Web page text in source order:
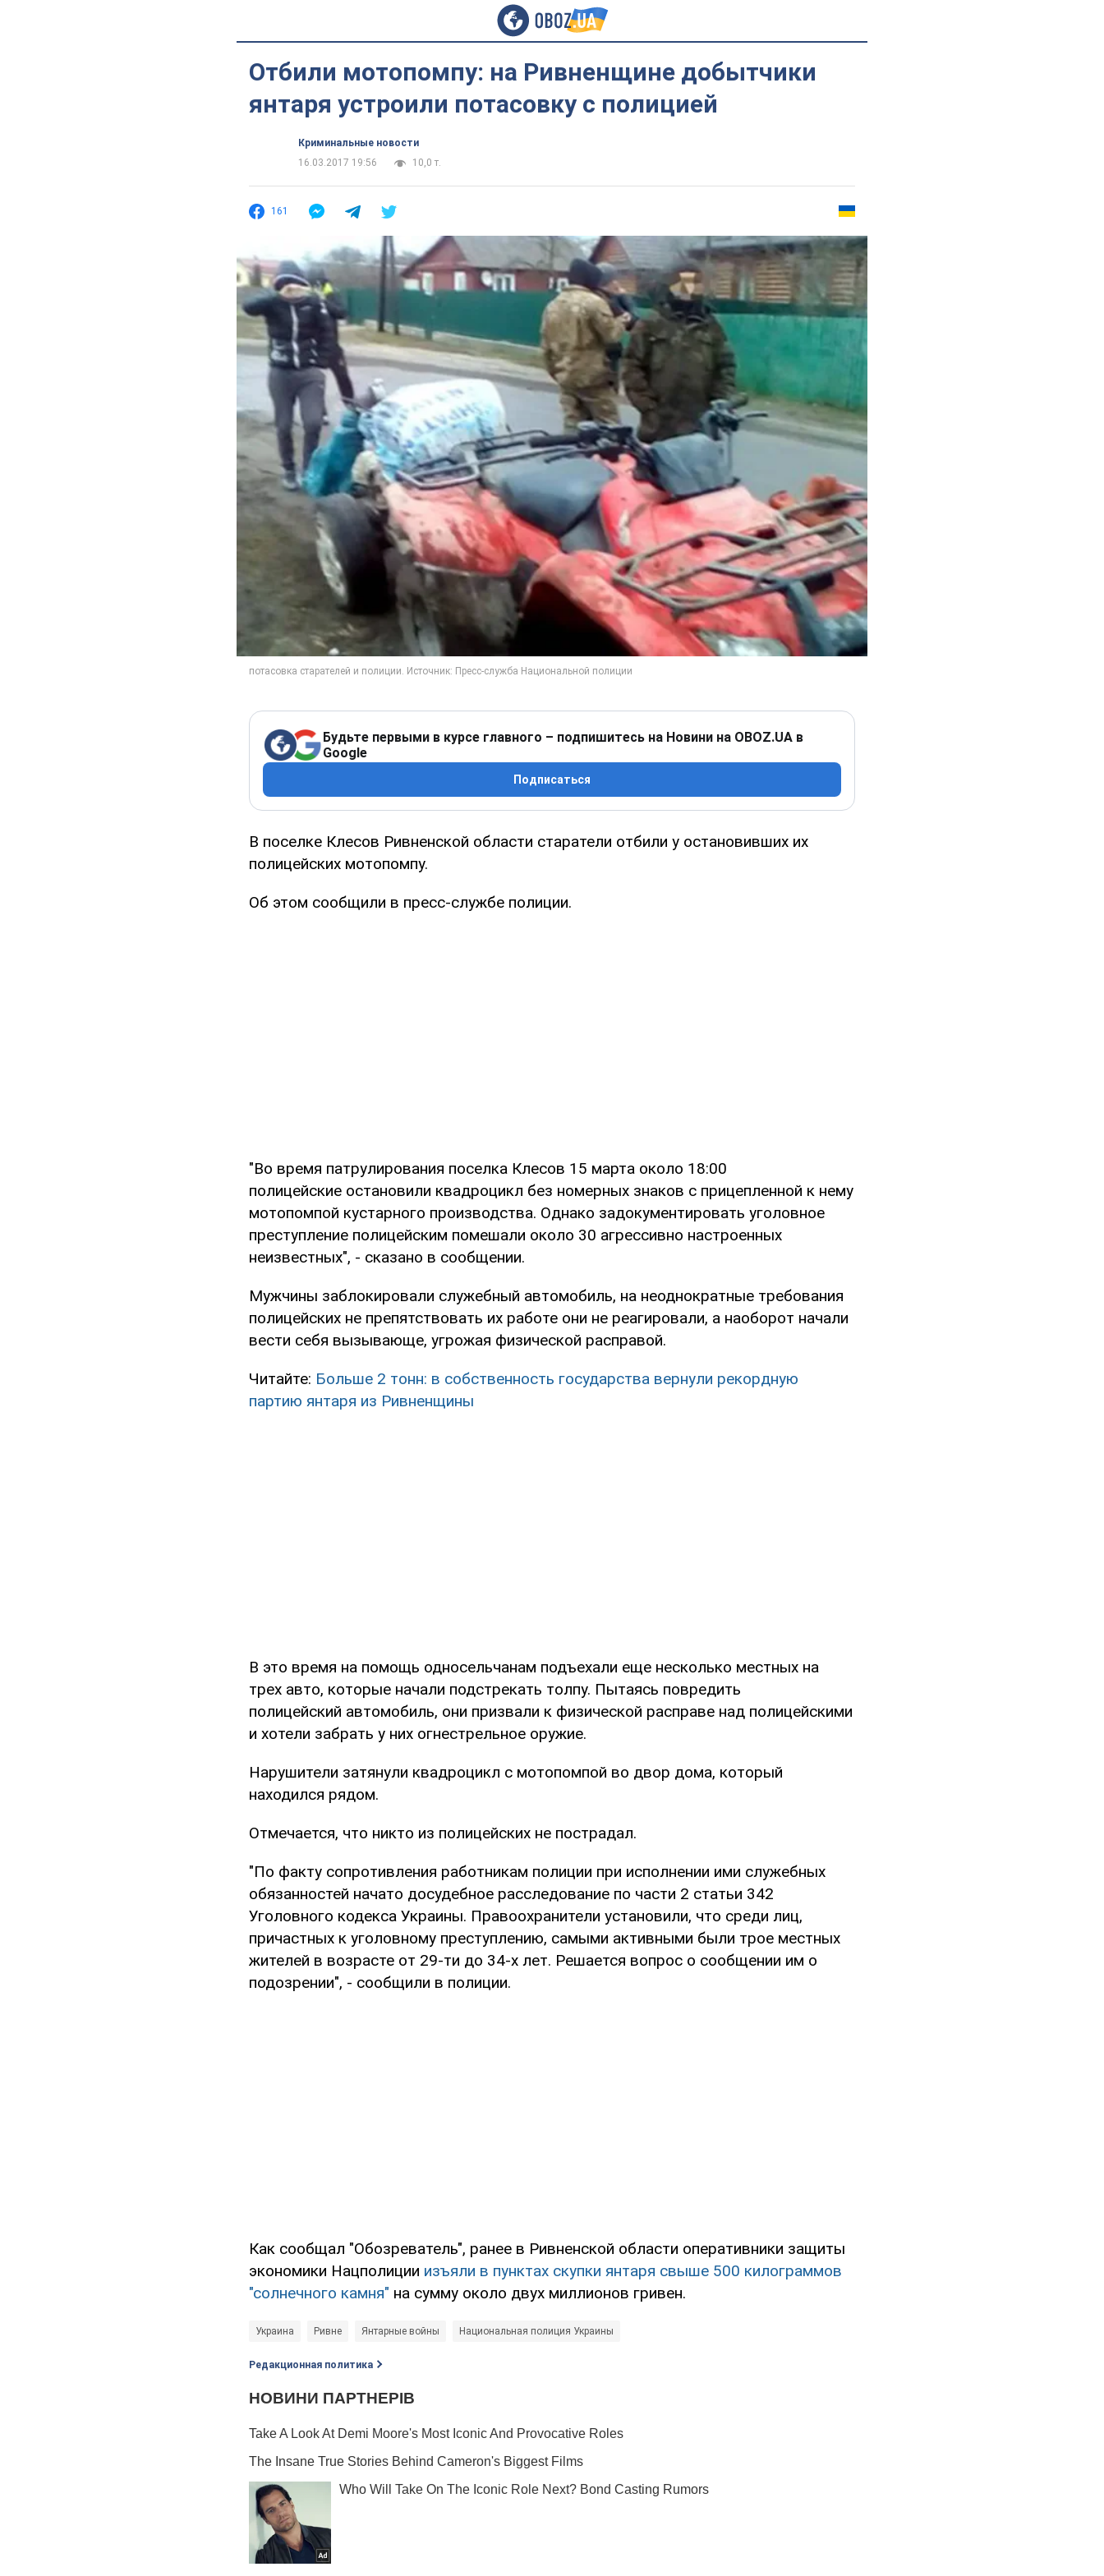
Отбили мотопомпу: на Ривненщине добытчики
янтаря устроили потасовку с полицией
Криминальные новости
16.03.2017 19:56
10,0 т.
161
Будьте первыми в курсе главного – подпишитесь на Новини на OBOZ.UA в
Google
Подписаться
В поселке Клесов Ривненской области старатели отбили у остановивших их
полицейских мотопомпу.
Об этом сообщили в пресс-службе полиции.
"Во время патрулирования поселка Клесов 15 марта около 18:00
полицейские остановили квадроцикл без номерных знаков с прицепленной к нему
мотопомпой кустарного производства. Однако задокументировать уголовное
преступление полицейским помешали около 30 агрессивно настроенных
неизвестных", - сказано в сообщении.
Мужчины заблокировали служебный автомобиль, на неоднократные требования
полицейских не препятствовать их работе они не реагировали, а наоборот начали
вести себя вызывающе, угрожая физической расправой.
Читайте: Больше 2 тонн: в собственность государства вернули рекордную
партию янтаря из Ривненщины
В это время на помощь односельчанам подъехали еще несколько местных на
трех авто, которые начали подстрекать толпу. Пытаясь повредить
полицейский автомобиль, они призвали к физической расправе над полицейскими
и хотели забрать у них огнестрельное оружие.
Нарушители затянули квадроцикл с мотопомпой во двор дома, который
находился рядом.
Отмечается, что никто из полицейских не пострадал.
"По факту сопротивления работникам полиции при исполнении ими служебных
обязанностей начато досудебное расследование по части 2 статьи 342
Уголовного кодекса Украины. Правоохранители установили, что среди лиц,
причастных к уголовному преступлению, самыми активными были трое местных
жителей в возрасте от 29-ти до 34-х лет. Решается вопрос о сообщении им о
подозрении", - сообщили в полиции.
Как сообщал "Обозреватель", ранее в Ривненской области оперативники защиты
экономики Нацполиции изъяли в пунктах скупки янтаря свыше 500 килограммов
"солнечного камня" на сумму около двух миллионов гривен.
Украина Ривне Янтарные войны Национальная полиция Украины
Редакционная политика